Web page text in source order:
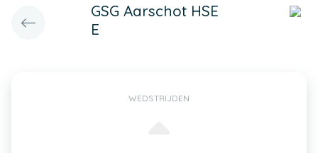
GSG Aarschot HSE
E
WEDSTRIJDEN